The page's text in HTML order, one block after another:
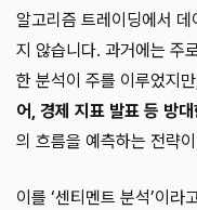
알고리즘 트레이딩에서
지 않습니다. 과거에는 주
한 분석이 주를 이루었지
어, 경제 지표 발표 등 방
의 흐름을 예측하는 전략
이를 ‘센티멘트 분석’이